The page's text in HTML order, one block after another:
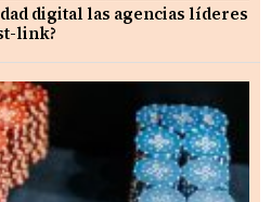
digital las agencias líderes
link?